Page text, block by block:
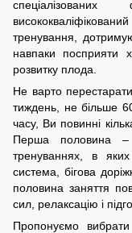
тренування,
навпаки посприяти
розвитку плода.
Не варто
тиждень, не більше
часу, Ви повинні
Перша половина –
тренуваннях, в
система, бігова
половина заняття
сил, релаксацію і
Пропонуємо